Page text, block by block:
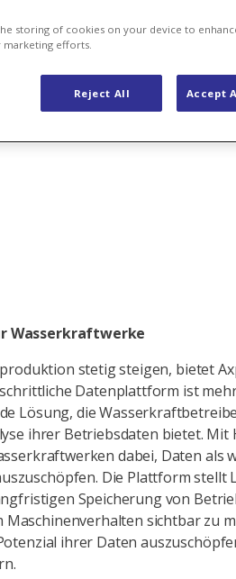
bei
Wasserkraftwerke
stetig steigen, bietet
Datenplattform ist
Lösung, die
ihrer Betriebsdaten bietet. Mit
dabei, Daten als
Die Plattform stellt
Speicherung von
sichtbar zu
ihrer Daten
storing of cookies on your device to
marketing efforts.
Reject All Accept